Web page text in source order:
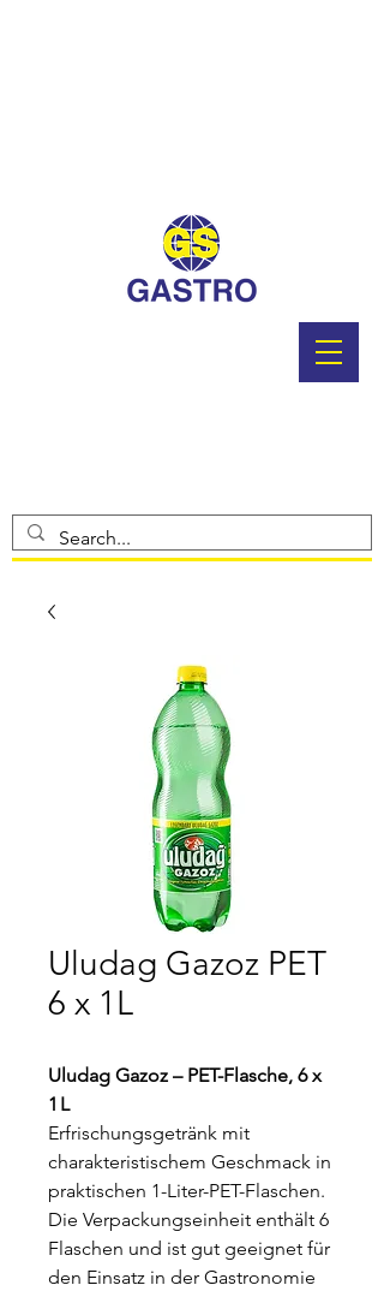
Uludag Gazoz PET
6 x 1L
Uludag Gazoz – PET-Flasche, 6 x
1 L
Erfrischungsgetränk mit
charakteristischem Geschmack in
praktischen 1-Liter-PET-Flaschen.
Die Verpackungseinheit enthält 6
Flaschen und ist gut geeignet für
den Einsatz in der Gastronomie